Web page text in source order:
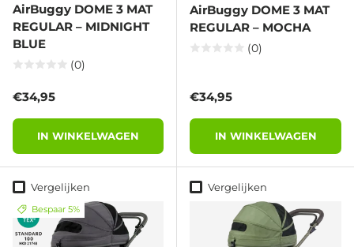
AirBuggy DOME 3 MAT
REGULAR – MIDNIGHT
BLUE
(0)
Reguliere prijs
€34,95
IN WINKELWAGEN
AirBuggy DOME 3 MAT
REGULAR – MOCHA
(0)
Reguliere prijs
€34,95
IN WINKELWAGEN
Vergelijken
Bespaar 5%
Vergelijken